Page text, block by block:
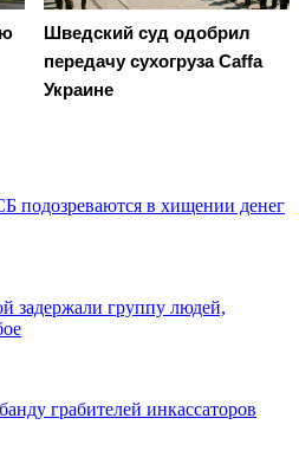
Шведский суд одобрил
передачу сухогруза Caffa
Украине
подозреваются в хищении денег
задержали группу людей,
грабителей инкассаторов